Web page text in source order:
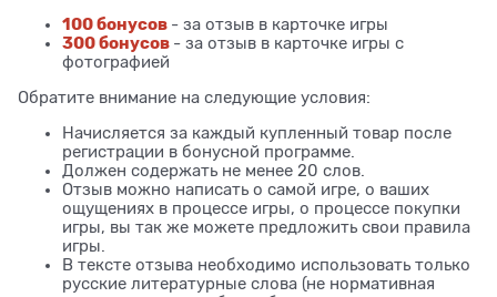
100 бонусов - за отзыв в карточке игры
300 бонусов - за отзыв в карточке игры с
фотографией
Обратите внимание на следующие условия:
Начисляется за каждый купленный товар после
регистрации в бонусной программе.
Должен содержать не менее 20 слов.
Отзыв можно написать о самой игре, о ваших
ощущениях в процессе игры, о процессе покупки
игры, вы так же можете предложить свои правила
игры.
В тексте отзыва необходимо использовать только
русские литературные слова (не нормативная